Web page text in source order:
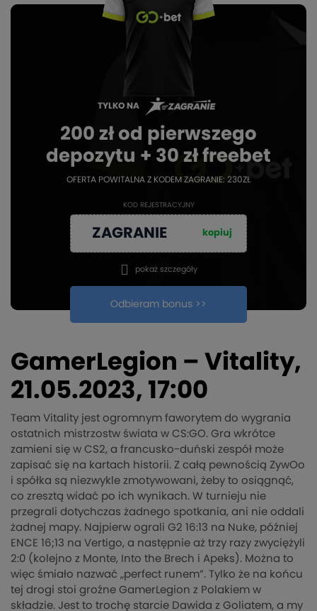
TYLKO NA
200 zł od pierwszego
depozytu + 30 zł freebet
OFERTA POWITALNA Z KODEM ZAGRANIE: 230ZŁ
KOD REJESTRACYJNY
ZAGRANIE kopiuj
Odbieram bonus >>
pokaż szczegóły
GamerLegion – Vitality,
21.05.2023, 17:00
Team Vitality jest ogromnym faworytem do wygrania
ostatnich mistrzostw świata w CS:GO. Gra wkrótce
zamieni się w CS2, a francusko-duński zespół może
zapisać się na kartach historii. Z całą pewnością ZywOo
i spółka są niezwykle zmotywowani, żeby to osiągnąć,
co zresztą widać po ich wynikach. W turnieju nie
przegrali dotychczas żadnego spotkania, ani nie oddali
żadnej mapy. Najpierw ograli G2 16:13 na Nuke, później
ENCE 16;13 na Vertigo, a następnie aż trzy razy zwyciężyli
2:0 (kolejno z Monte, Into the Brech i Apeks). Można to
więc śmiało nazwać „perfect runem”. Tylko że na końcu
tej drogi stoi groźne GamerLegion z Polakiem w
składzie. Jest to trochę starcie Dawida z Goliatem, a my